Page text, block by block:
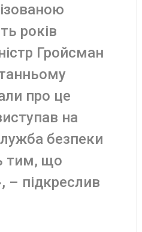
років
Гройсман
про це
на
безпеки
тим, що
– підкреслив